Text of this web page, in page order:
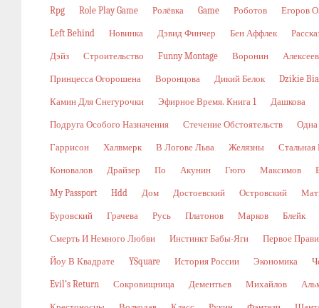
Rpg Role Play Game Ролёвка Game Роботов Егоров
Left Behind Новинка Дэвид Финчер Бен Аффлек
Дэйз Строительство Funny Montage Воронин Алексеев
Принцесса Огорошена Воронцова Дикий Белок Dzikie
Камин Для Снегурочки Эфирное Время. Книга 1 Дашкова
Подруга Особого Назначения Стечение Обстоятельств Одна
Гаррисон Халвмерк В Логове Льва Желязны
Коновалов Драйзер По Акунин Гюго Максимов
My Passport Hdd Дом Достоевский Островский
Буровский Грачева Русь Платонов Марков Блейк
Смерть И Немного Любви Инстинкт Бабы-Яги Первое
Йоу В Квадрате YSquare История России Экономика
Evil’s Return Сокровищница Дементьев Михайлов